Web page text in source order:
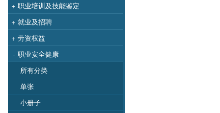
+ 职业培训及技能鉴定
+ 就业及招聘
+ 劳资权益
- 职业安全健康
所有分类
单张
小册子